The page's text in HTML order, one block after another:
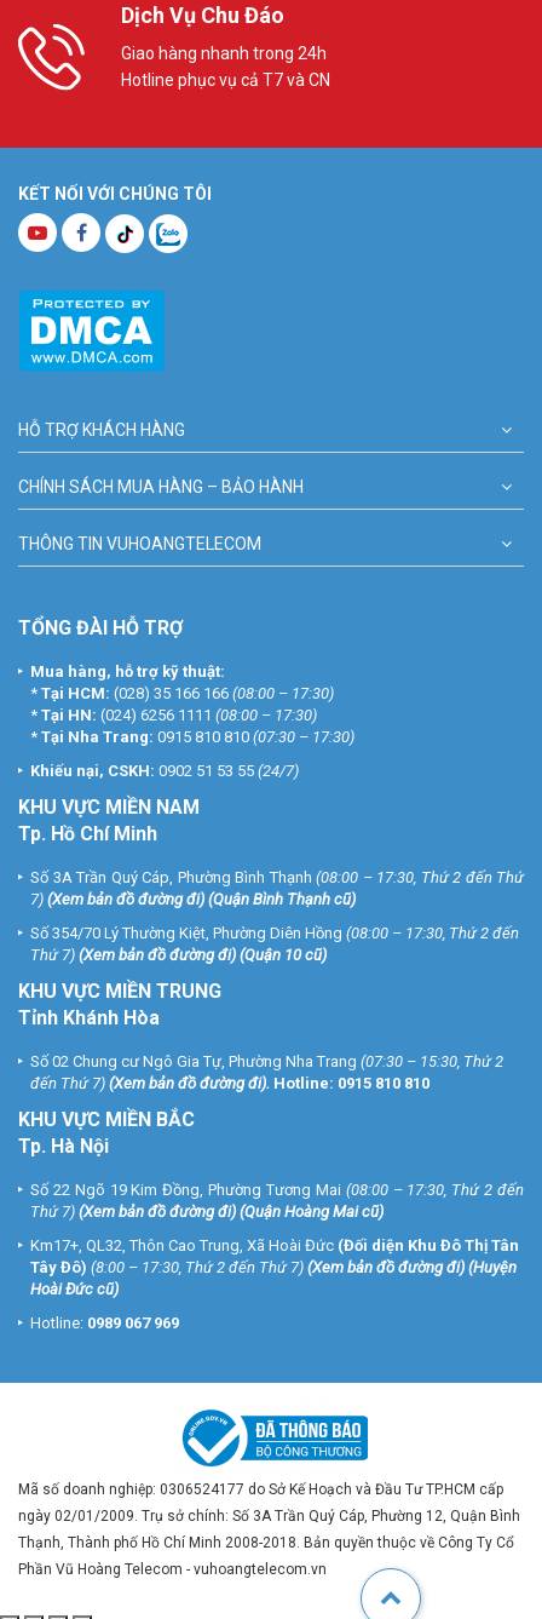
Dịch Vụ Chu Đáo
Giao hàng nhanh trong 24h
Hotline phục vụ cả T7 và CN
KẾT NỐI VỚI CHÚNG TÔI
HỖ TRỢ KHÁCH HÀNG
CHÍNH SÁCH MUA HÀNG – BẢO HÀNH
THÔNG TIN VUHOANGTELECOM
TỔNG ĐÀI HỖ TRỢ
Mua hàng, hỗ trợ kỹ thuật:
* Tại HCM: (028) 35 166 166 (08:00 – 17:30)
* Tại HN: (024) 6256 1111 (08:00 – 17:30)
* Tại Nha Trang: 0915 810 810 (07:30 – 17:30)
Khiếu nại, CSKH: 0902 51 53 55 (24/7)
KHU VỰC MIỀN NAM
Tp. Hồ Chí Minh
Số 3A Trần Quý Cáp, Phường Bình Thạnh (08:00 – 17:30, Thứ 2 đến Thứ
7) (Xem bản đồ đường đi) (Quận Bình Thạnh cũ)
Số 354/70 Lý Thường Kiệt, Phường Diên Hồng (08:00 – 17:30, Thứ 2 đến
Thứ 7) (Xem bản đồ đường đi) (Quận 10 cũ)
KHU VỰC MIỀN TRUNG
Tỉnh Khánh Hòa
Số 02 Chung cư Ngô Gia Tự, Phường Nha Trang (07:30 – 15:30, Thứ 2
đến Thứ 7) (Xem bản đồ đường đi). Hotline: 0915 810 810
KHU VỰC MIỀN BẮC
Tp. Hà Nội
Số 22 Ngõ 19 Kim Đồng, Phường Tương Mai (08:00 – 17:30, Thứ 2 đến
Thứ 7) (Xem bản đồ đường đi) (Quận Hoàng Mai cũ)
Km17+, QL32, Thôn Cao Trung, Xã Hoài Đức (Đối diện Khu Đô Thị Tân
Tây Đô) (8:00 – 17:30, Thứ 2 đến Thứ 7) (Xem bản đồ đường đi) (Huyện
Hoài Đức cũ)
Hotline: 0989 067 969
Mã số doanh nghiệp: 0306524177 do Sở Kế Hoạch và Đầu Tư TP.HCM cấp
ngày 02/01/2009. Trụ sở chính: Số 3A Trần Quý Cáp, Phường 12, Quận Bình
Thạnh, Thành phố Hồ Chí Minh 2008-2018. Bản quyền thuộc về Công Ty Cổ
Phần Vũ Hoàng Telecom - vuhoangtelecom.vn